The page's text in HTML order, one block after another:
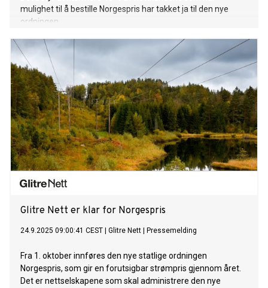
mulighet til å bestille Norgespris har takket ja til den nye
ordningen.
Glitre Nett er klar for Norgespris
24.9.2025 09:00:41 CEST Glitre Nett Pressemelding
Fra 1. oktober innføres den nye statlige ordningen
Norgespris, som gir en forutsigbar strømpris gjennom året.
Det er nettselskapene som skal administrere den nye